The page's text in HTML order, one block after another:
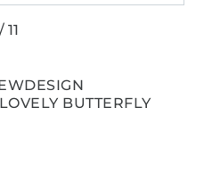
BUTTERFLY